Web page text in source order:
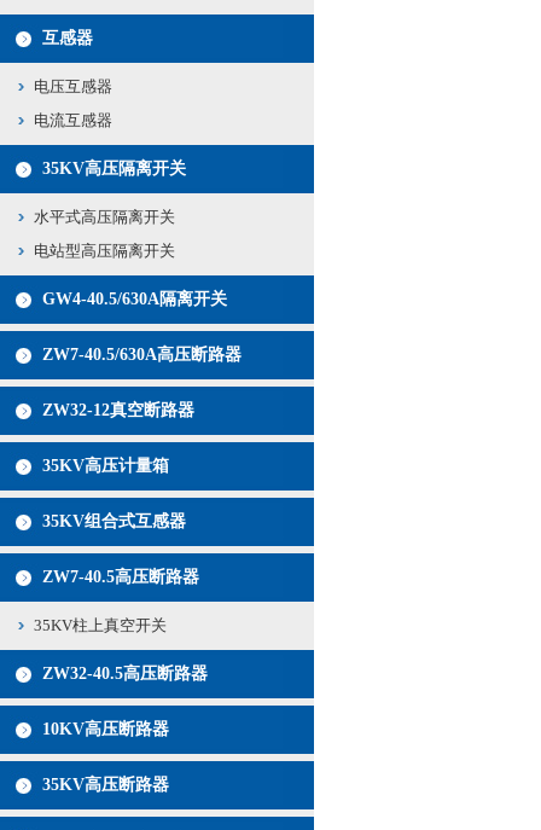
互感器
电压互感器
电流互感器
35KV高压隔离开关
水平式高压隔离开关
电站型高压隔离开关
GW4-40.5/630A隔离开关
ZW7-40.5/630A高压断路器
ZW32-12真空断路器
35KV高压计量箱
35KV组合式互感器
ZW7-40.5高压断路器
35KV柱上真空开关
ZW32-40.5高压断路器
10KV高压断路器
35KV高压断路器